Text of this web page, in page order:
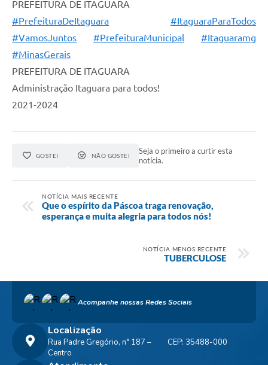
PREFEITURA DE ITAGUARA
#PrefeituraDeItaguara
#ItaguaraParaTodos
#VamosJuntos
#PrefeituraMunicipal
#Itaguaramg
#MinasGerais
PREFEITURA DE ITAGUARA⠀
Administração Itaguara para todos!⠀
2021-2024
GOSTEI NÃO GOSTEI
Seja o primeiro a curtir esta
notícia.
NOTÍCIA MAIS RECENTE
Que o espírito da Páscoa traga renovação,
esperança e muita alegria para todos nós!
NOTÍCIA MENOS RECENTE
TUBERCULOSE
Acompanhe nossas Redes Sociais
Localização
Rua Padre Gregório, n° 187 –
Centro
CEP: 35488-000